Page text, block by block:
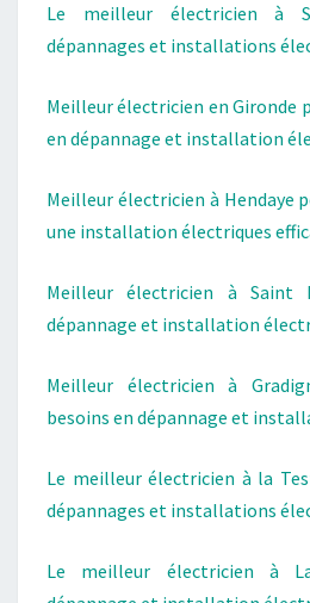
Le meilleur électricien à
dépannages et installations
Meilleur électricien en Gironde
en dépannage et installation
Meilleur électricien à Hendaye
une installation électriques
Meilleur électricien à Saint
dépannage et installation
Meilleur électricien à
besoins en dépannage et
Le meilleur électricien à la
dépannages et installations
Le meilleur électricien à